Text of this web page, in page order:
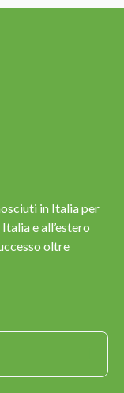
in Italia per
e all’estero
oltre